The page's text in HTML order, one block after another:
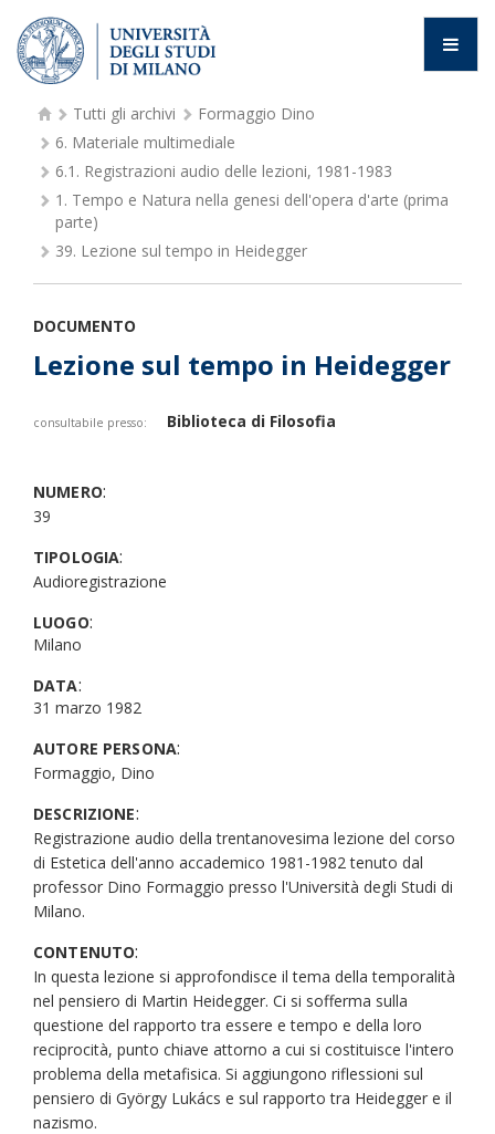
Tutti gli archivi
Formaggio Dino
6. Materiale multimediale
6.1. Registrazioni audio delle lezioni, 1981-1983
1. Tempo e Natura nella genesi dell'opera d'arte (prima
parte)
39. Lezione sul tempo in Heidegger
DOCUMENTO
Lezione sul tempo in Heidegger
consultabile presso: Biblioteca di Filosofia
NUMERO:
39
TIPOLOGIA:
Audioregistrazione
LUOGO:
Milano
DATA:
31 marzo 1982
AUTORE PERSONA:
Formaggio, Dino
DESCRIZIONE:
Registrazione audio della trentanovesima lezione del corso
di Estetica dell'anno accademico 1981-1982 tenuto dal
professor Dino Formaggio presso l'Università degli Studi di
Milano.
CONTENUTO:
In questa lezione si approfondisce il tema della temporalità
nel pensiero di Martin Heidegger. Ci si sofferma sulla
questione del rapporto tra essere e tempo e della loro
reciprocità, punto chiave attorno a cui si costituisce l'intero
problema della metafisica. Si aggiungono riflessioni sul
pensiero di György Lukács e sul rapporto tra Heidegger e il
nazismo.